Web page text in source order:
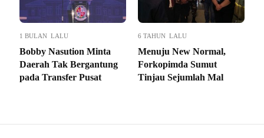
1 BULAN LALU
Bobby Nasution Minta
Daerah Tak Bergantung
pada Transfer Pusat
6 TAHUN LALU
Menuju New Normal,
Forkopimda Sumut
Tinjau Sejumlah Mal